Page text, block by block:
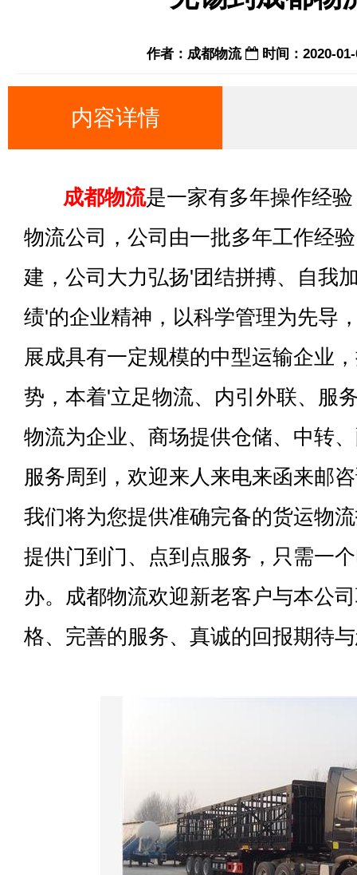
作者：成都物流 时间：2020-
内容详情
成都物流是一家有多年操作经
物流公司，公司由一批多年工作经
建，公司大力弘扬'团结拼搏、自我
绩'的企业精神，以科学管理为先导
展成具有一定规模的中型运输企业
势，本着'立足物流、内引外联、服
物流为企业、商场提供仓储、中转
服务周到，欢迎来人来电来函来邮
我们将为您提供准确完备的货运物
提供门到门、点到点服务，只需一
办。成都物流欢迎新老客户与本公
格、完善的服务、真诚的回报期待